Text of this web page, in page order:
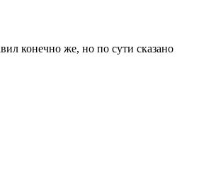
конечно же, но по сути сказано